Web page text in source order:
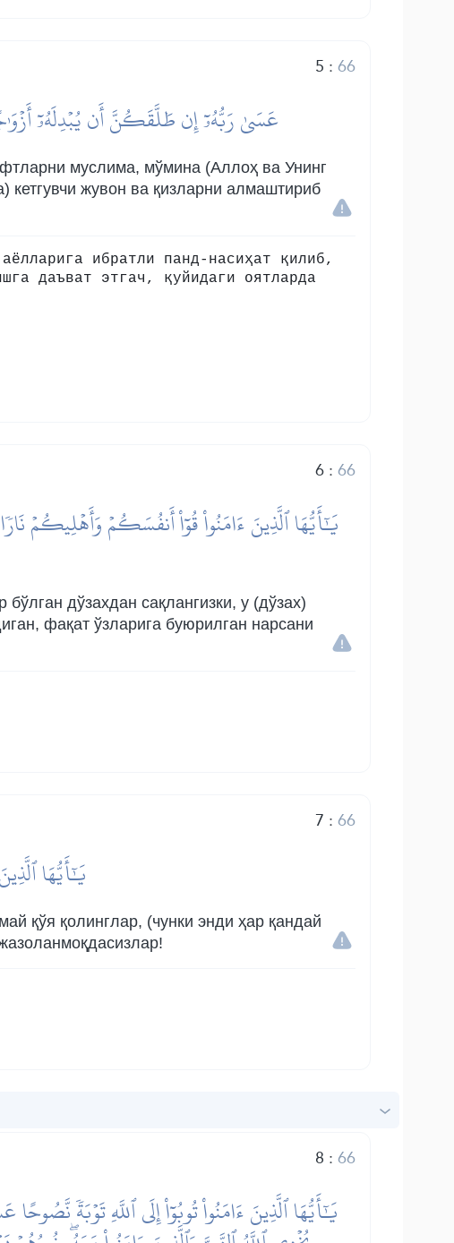
5 :66
عَسَىٰ رَبُّهُۥٓ إِن طَلَّقَكُنَّ أَن يُبۡدِلَهُۥٓ
муслима, мўмина (Аллоҳ ва Унинг
кетгувчи жувон ва қизларни алмаштириб
ибратли панд-насиҳат қилиб,
даъват этгач, қуйидаги оятларда
6:66
يَٰٓأَيُّهَا ٱلَّذِينَ ءَامَنُواْ قُوٓاْ أَنفُسَكُمۡ وَأَهۡلِيكُمۡ
дўзахдан сақлангизки, у (дўзах)
фақат ўзларига буюрилган нарсани
7 :66
يَٰٓأَيُّهَا
қўя қолинглар, (чунки энди ҳар қандай
8 :66
يَٰٓأَيُّهَا ٱلَّذِينَ ءَامَنُواْ تُوبُوٓاْ إِلَى ٱللَّهِ